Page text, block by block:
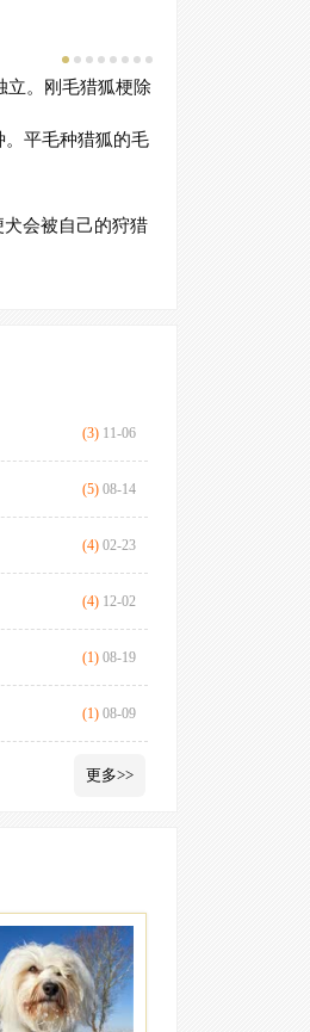
立。刚毛猎狐梗除
平毛种猎狐的毛
会被自己的狩猎
(3) 11-06
(5) 08-14
(4) 02-23
(4) 12-02
(1) 08-19
(1) 08-09
更多>>